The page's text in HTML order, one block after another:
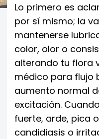
Lo primero es
por sí mismo; la
mantenerse
color, olor o
alterando tu flora
médico para flujo
aumento normal
excitación.
fuerte, arde, pica
candidiasis o